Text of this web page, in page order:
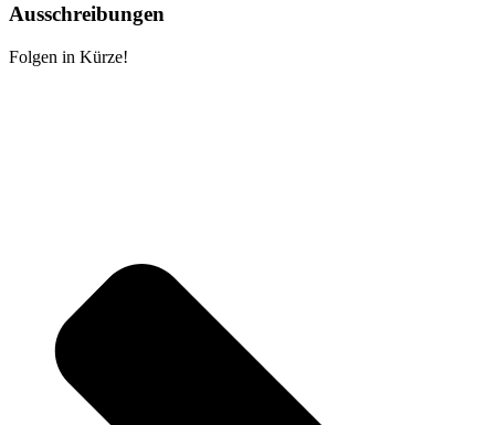
Ausschreibungen
Folgen in Kürze!